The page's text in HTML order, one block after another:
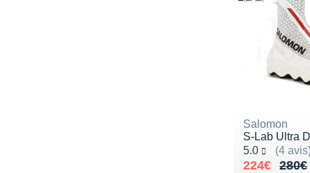
Salomon
S-Lab Ultra
5.0
(4
Noté 5.0 sur
280€
Au lieu de
224€
Vendu 224€